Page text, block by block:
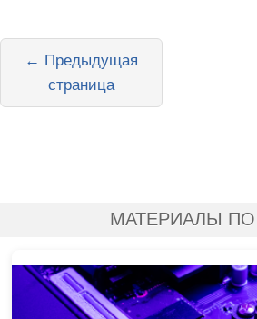
← Предыдущая
страница
МАТЕРИАЛЫ